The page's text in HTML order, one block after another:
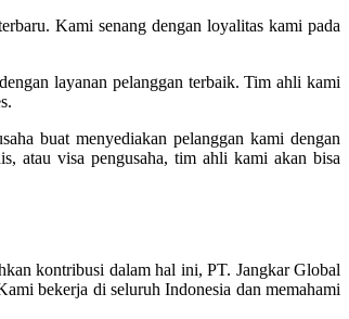
Kami senang dengan loyalitas kami pada
layanan pelanggan terbaik. Tim ahli kami
buat menyediakan pelanggan kami dengan
atau visa pengusaha, tim ahli kami akan bisa
kontribusi dalam hal ini, PT. Jangkar Global
bekerja di seluruh Indonesia dan memahami